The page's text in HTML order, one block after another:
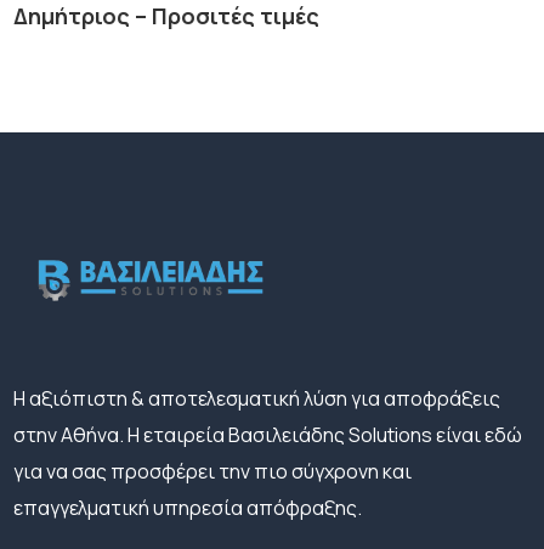
Δημήτριος – Προσιτές τιμές
H αξιόπιστη & αποτελεσματική λύση για αποφράξεις
στην Αθήνα. Η εταιρεία Βασιλειάδης Solutions είναι εδώ
για να σας προσφέρει την πιο σύγχρονη και
επαγγελματική υπηρεσία απόφραξης.